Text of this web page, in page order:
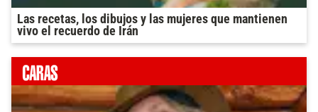
Las recetas, los dibujos y las mujeres que mantienen
vivo el recuerdo de Irán